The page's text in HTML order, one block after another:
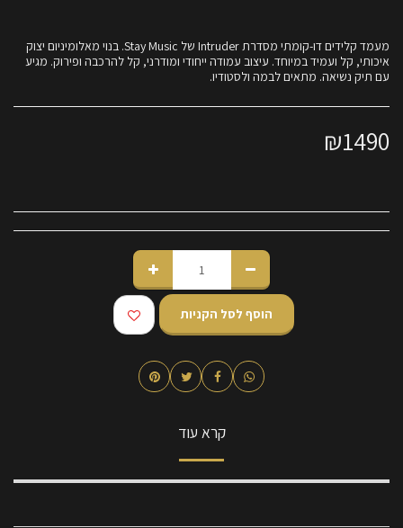
מעמד קלידים דו-קומתי מסדרת Intruder של Stay Music. בנוי מאלומיניום יצוק
איכותי, קל ועמיד במיוחד. עיצוב עמודה ייחודי ומודרני, קל להרכבה ופירוק. מגיע
עם תיק נשיאה. מתאים לבמה ולסטודיו.
₪1490
הוסף לסל הקניות
קרא עוד